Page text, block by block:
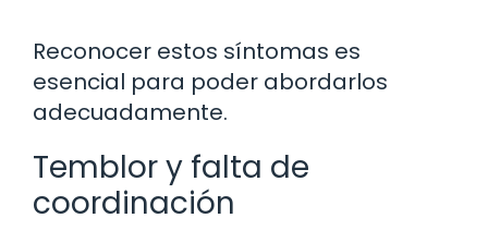
Reconocer estos síntomas es
esencial para poder abordarlos
adecuadamente.
Temblor y falta de
coordinación